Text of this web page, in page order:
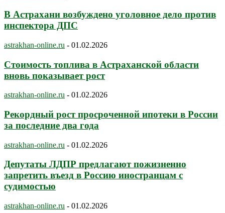
В Астрахани возбуждено уголовное дело против
инспектора ДПС
astrakhan-online.ru - 01.02.2026
Стоимость топлива в Астраханской области
вновь показывает рост
astrakhan-online.ru - 01.02.2026
Рекордный рост просроченной ипотеки в России
за последние два года
astrakhan-online.ru - 01.02.2026
Депутаты ЛДПР предлагают пожизненно
запретить въезд в Россию иностранцам с
судимостью
astrakhan-online.ru - 01.02.2026